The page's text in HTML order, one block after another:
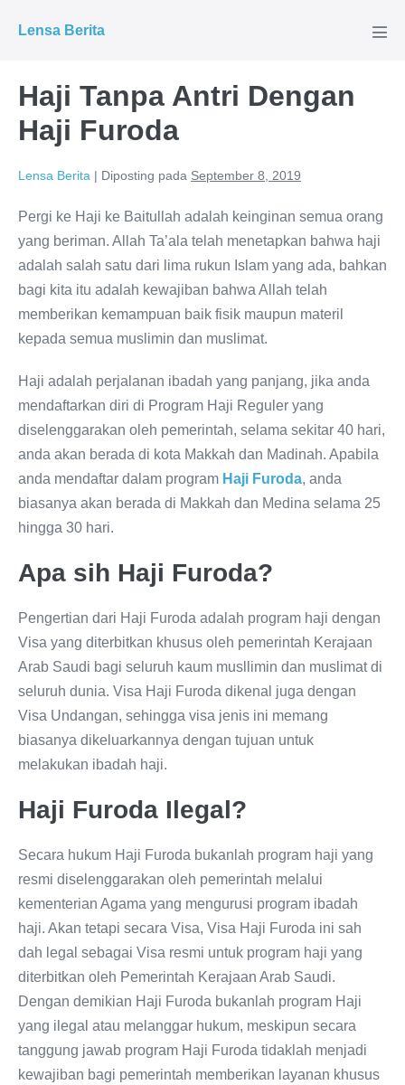
Lensa Berita
Haji Tanpa Antri Dengan
Haji Furoda
Lensa Berita | Diposting pada September 8, 2019
Pergi ke Haji ke Baitullah adalah keinginan semua orang
yang beriman. Allah Ta’ala telah menetapkan bahwa haji
adalah salah satu dari lima rukun Islam yang ada, bahkan
bagi kita itu adalah kewajiban bahwa Allah telah
memberikan kemampuan baik fisik maupun materil
kepada semua muslimin dan muslimat.
Haji adalah perjalanan ibadah yang panjang, jika anda
mendaftarkan diri di Program Haji Reguler yang
diselenggarakan oleh pemerintah, selama sekitar 40 hari,
anda akan berada di kota Makkah dan Madinah. Apabila
anda mendaftar dalam program Haji Furoda, anda
biasanya akan berada di Makkah dan Medina selama 25
hingga 30 hari.
Apa sih Haji Furoda?
Pengertian dari Haji Furoda adalah program haji dengan
Visa yang diterbitkan khusus oleh pemerintah Kerajaan
Arab Saudi bagi seluruh kaum musllimin dan muslimat di
seluruh dunia. Visa Haji Furoda dikenal juga dengan
Visa Undangan, sehingga visa jenis ini memang
biasanya dikeluarkannya dengan tujuan untuk
melakukan ibadah haji.
Haji Furoda Ilegal?
Secara hukum Haji Furoda bukanlah program haji yang
resmi diselenggarakan oleh pemerintah melalui
kementerian Agama yang mengurusi program ibadah
haji. Akan tetapi secara Visa, Visa Haji Furoda ini sah
dah legal sebagai Visa resmi untuk program haji yang
diterbitkan oleh Pemerintah Kerajaan Arab Saudi.
Dengan demikian Haji Furoda bukanlah program Haji
yang ilegal atau melanggar hukum, meskipun secara
tanggung jawab program Haji Furoda tidaklah menjadi
kewajiban bagi pemerintah memberikan layanan khusus